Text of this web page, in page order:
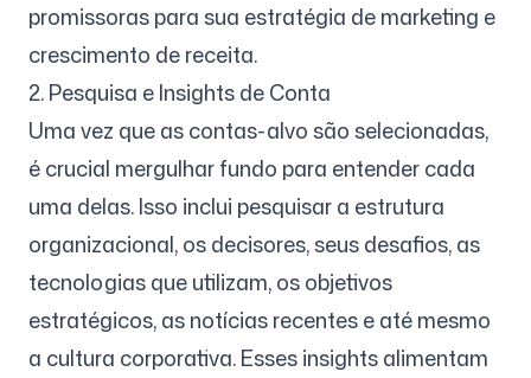
promissoras para sua estratégia de marketing e
crescimento de receita.
2. Pesquisa e Insights de Conta
Uma vez que as contas-alvo são selecionadas,
é crucial mergulhar fundo para entender cada
uma delas. Isso inclui pesquisar a estrutura
organizacional, os decisores, seus desafios, as
tecnologias que utilizam, os objetivos
estratégicos, as notícias recentes e até mesmo
a cultura corporativa. Esses insights alimentam